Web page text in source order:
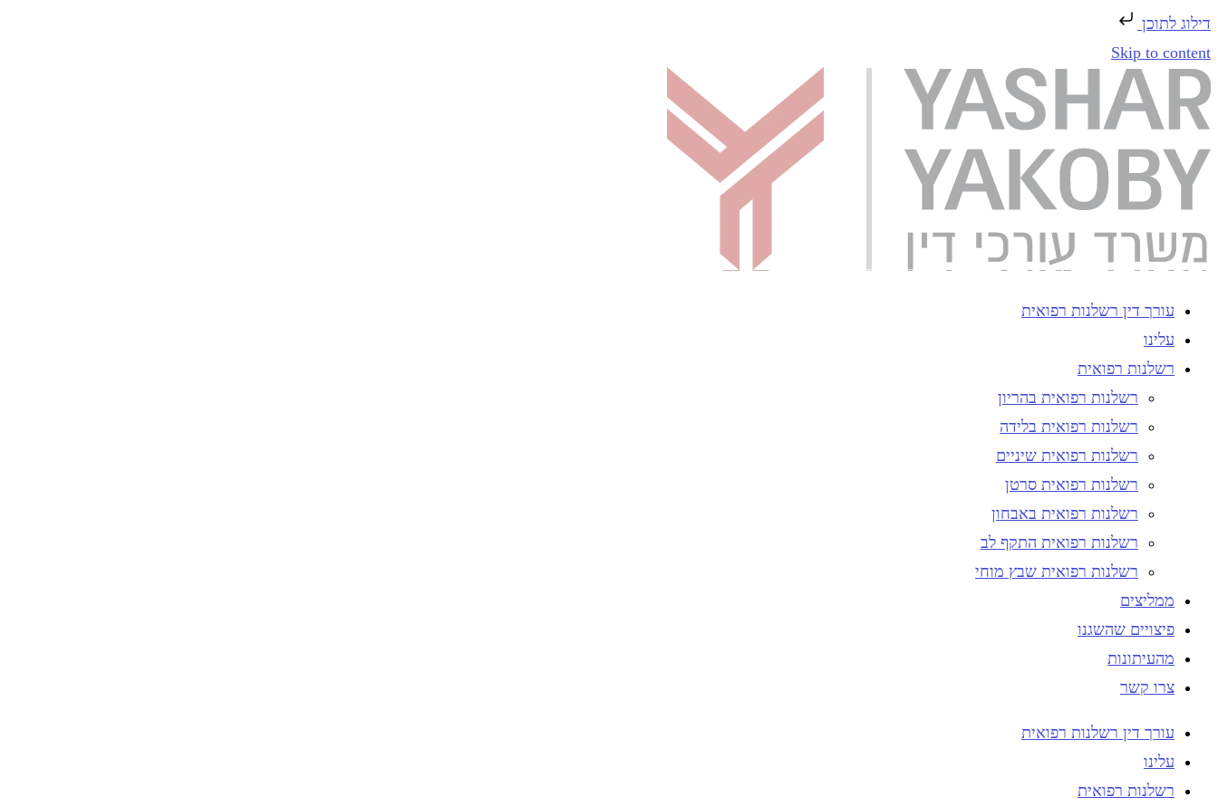
דילוג לתוכן
Skip to content
עורך דין רשלנות רפואית
עלינו
רשלנות רפואית
רשלנות רפואית בהריון
רשלנות רפואית בלידה
רשלנות רפואית שיניים
רשלנות רפואית סרטן
רשלנות רפואית באבחון
רשלנות רפואית התקף לב
רשלנות רפואית שבץ מוחי
ממליצים
פיצויים שהשגנו
מהעיתונות
צרו קשר
עורך דין רשלנות רפואית
עלינו
רשלנות רפואית